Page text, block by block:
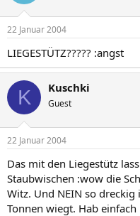
22 Januar 2004
LIEGESTÜTZ????? :angst
K Kuschki
Guest
22 Januar 2004
Das mit den Liegestütz
Staubwischen :wow die
Witz. Und NEIN so
Tonnen wiegt. Hab